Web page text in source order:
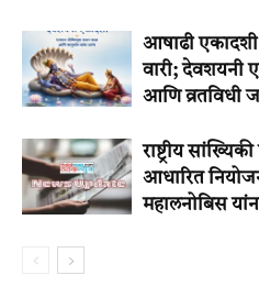
आषाढी
वारी; देवशयनी
आणि व्रतविधी
राष्ट्रीय
आधारित
महालनोबिस